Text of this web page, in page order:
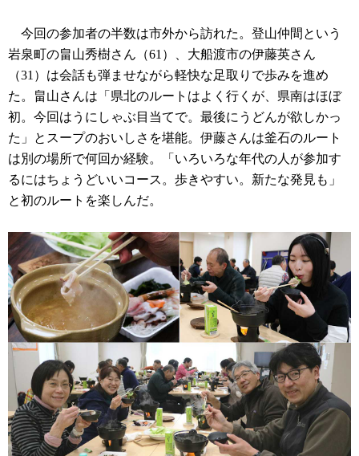
今回の参加者の半数は市外から訪れた。登山仲間という
岩泉町の畠山秀樹さん（61）、大船渡市の伊藤英さん
（31）は会話も弾ませながら軽快な足取りで歩みを進め
た。畠山さんは「県北のルートはよく行くが、県南はほぼ
初。今回はうにしゃぶ目当てで。最後にうどんが欲しかっ
た」とスープのおいしさを堪能。伊藤さんは釜石のルート
は別の場所で何回か経験。「いろいろな年代の人が参加す
るにはちょうどいいコース。歩きやすい。新たな発見も」
と初のルートを楽しんだ。